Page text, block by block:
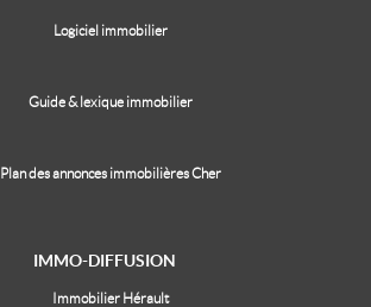
Logiciel immobilier
Guide & lexique immobilier
Plan des annonces immobilières Cher
IMMO-DIFFUSION
Immobilier Hérault